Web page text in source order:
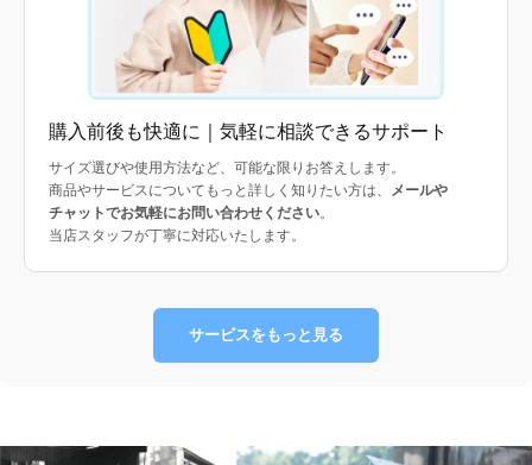
購入前後も快適に｜気軽に相談できるサポート
サイズ選びや使用方法など、可能な限りお答えします。
商品やサービスについてもっと詳しく知りたい方は、
メールや
チャットでお気軽にお問い合わせください。
当店スタッフが丁寧に対応いたします。
サービスをもっと見る